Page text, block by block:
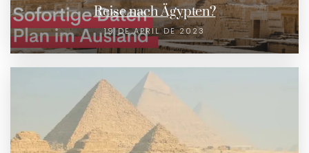
Reise nach Ägypten?
19 DE APRIL DE 2023